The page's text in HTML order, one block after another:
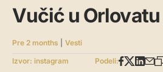
Vučić u Orlovatu
Pre 2 months Vesti
Izvor: instagram
Podeli: